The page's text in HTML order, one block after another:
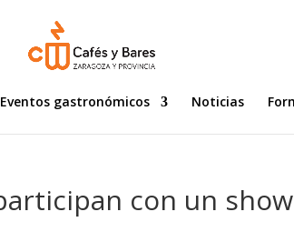
Eventos gastronómicos Noticias
con un show